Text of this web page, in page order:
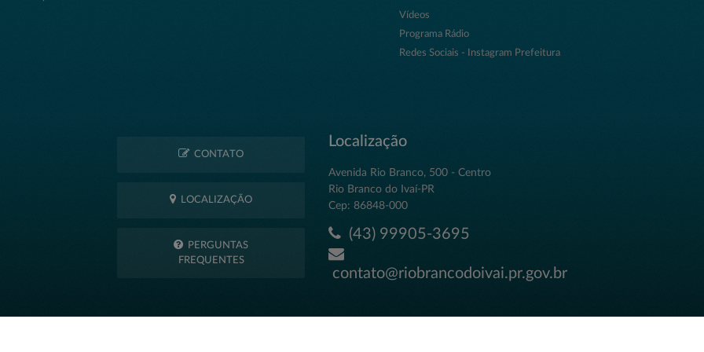
Vídeos
Programa Rádio
Redes Sociais - Instagram Prefeitura
CONTATO
LOCALIZAÇÃO
PERGUNTAS
FREQUENTES
Localização
Avenida Rio Branco, 500 - Centro
Rio Branco do Ivaí-PR
Cep: 86848-000
(43) 99905-3695
contato@riobrancodoivai.pr.gov.br